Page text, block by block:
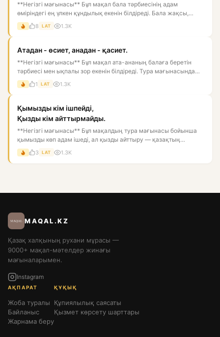
**Негізгі мағынасы** Бұл мақал бала тәрбиесінің адам
өміріндегі ең үлкен құндылық екенін білдіреді. Бала жақсы,
тәрбиелі...
8 LAT 1.3K
Атадан - өсиет, анадан - қасиет.
**Негізгі мағынасы** Бұл мақал ата-ананың балаға беретін
тәрбиесі мен ықпалы зор екенін білдіреді. Тура мағынасында
әкед...
1 LAT 1.3K
Қымызды кім ішпейді,
Қызды кім айттырмайды.
**Негізгі мағынасы** Бұл мақалдың тура мағынасы бойынша
қымызды көп адам ішеді, ал қызды айттыру — қазақтың
ертеден келе...
3 LAT 1.3K
MAQAL.KZ
Қазақ халқының рухани мұрасы —
9000+ мақал-мәтелдер жинағы
мағыналарымен.
Instagram
АҚПАРАТ
Жоба туралы
Байланыс
Жарнама беру
ҚҰҚЫҚ
Құпиялылық саясаты
Қызмет көрсету шарттары